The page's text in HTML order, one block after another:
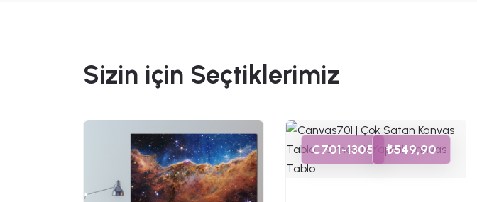
Sizin için Seçtiklerimiz
C701-1305 ₺549,90